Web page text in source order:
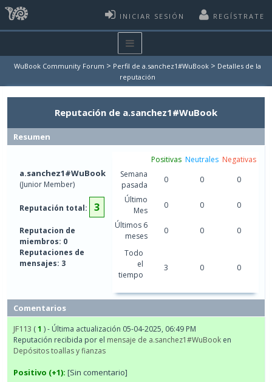
INICIAR SESIÓN REGÍSTRATE
WuBook Community Forum > Perfil de a.sanchez1#WuBook > Detalles de la
reputación
Reputación de a.sanchez1#WuBook
Resumen
a.sanchez1#WuBook
(Junior Member)
Reputación total: 3
Reputacion de
miembros: 0
Reputaciones de
mensajes: 3
Positivas Neutrales Negativas
Semana
pasada
0 0
0
Último
Mes
0 0
0
Últimos 6
meses
0 0 0
Todo
el
tiempo
3 0 0
Comentarios
JF113 (1 ) - Última actualización 05-04-2025, 06:49 PM
Reputación recibida por el mensaje de a.sanchez1#WuBook en
Depósitos toallas y fianzas
Positivo (+1): [Sin comentario]